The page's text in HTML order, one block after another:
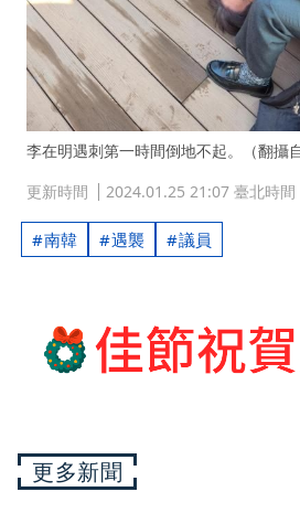
李在明遇刺第一時間倒地不起。（翻攝
更新時間
2024.01.25 21:07 臺北時間
南韓 遇襲 議員
更多新聞